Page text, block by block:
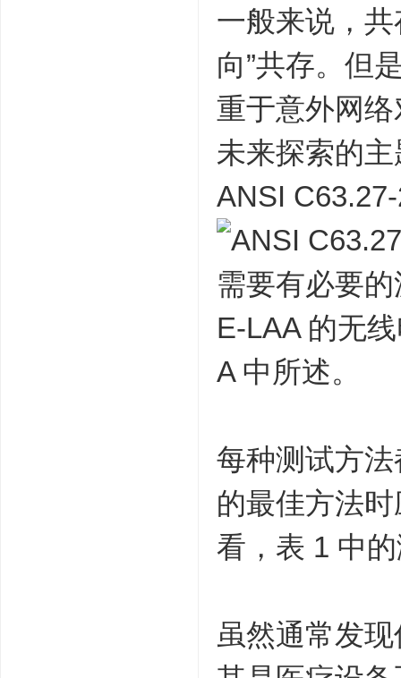
一般来说，
向”共存。但
重于意外网络
未来探索的
ANSI
需要有必要
E-LAA 的无
A 中所述。
每种测试方
的最佳方法
看，表 1 中
虽然通常发